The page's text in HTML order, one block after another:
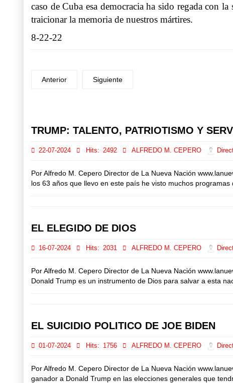
caso de Cuba esa democracia ha sido regada con
traicionar la memoria de nuestros mártires.
8-22-22
Anterior Siguiente
TRUMP: TALENTO, PATRIOTISMO Y
22-07-2024 Hits: 2492 ALFREDO M. CEPERO
Por Alfredo M. Cepero Director de La Nueva Nación
los 63 años que llevo en este país he visto muchos
EL ELEGIDO DE DIOS
16-07-2024 Hits: 2031 ALFREDO M. CEPERO
Por Alfredo M. Cepero Director de La Nueva Nación
Donald Trump es un instrumento de Dios para salvar a esta
EL SUICIDIO POLITICO DE JOE BIDEN
01-07-2024 Hits: 1756 ALFREDO M. CEPERO
Por Alfredo M. Cepero Director de La Nueva Nación
ganador a Donald Trump en las elecciones generales que